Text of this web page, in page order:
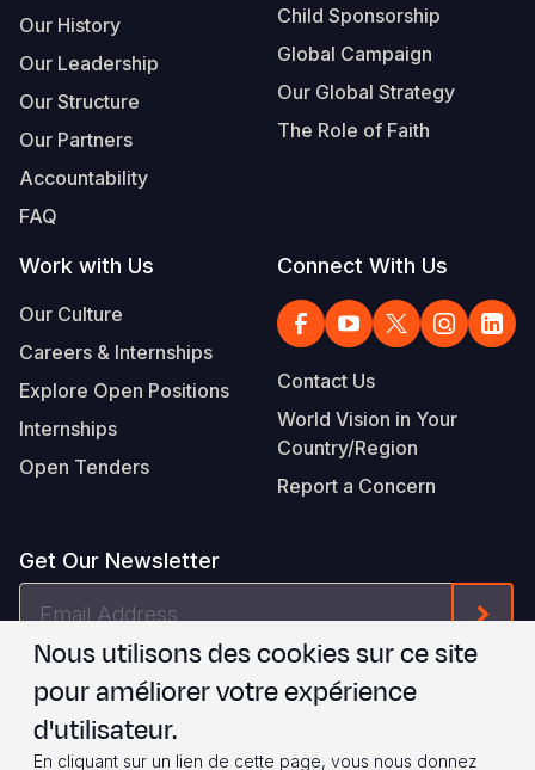
Our History
Our Leadership
Our Structure
Our Partners
Accountability
FAQ
Child Sponsorship
Global Campaign
Our Global Strategy
The Role of Faith
Work with Us
Our Culture
Careers & Internships
Explore Open Positions
Internships
Open Tenders
Connect With Us
Contact Us
World Vision in Your
Country/Region
Report a Concern
Get Our Newsletter
Je suis d'accord avec les WVI's Terms & Conditions
Footer
Privacy Policy Terms of Use
Nous utilisons des cookies sur ce site
pour améliorer votre expérience
d'utilisateur.
En cliquant sur un lien de cette page, vous nous donnez